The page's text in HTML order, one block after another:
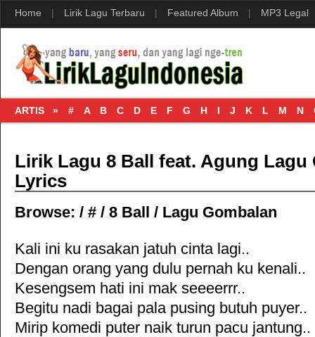
Home | Lirik Lagu Terbaru | Featured Album | MP3 Legal
ARTIS » # A B C D E F G H I J K L M N
Lirik Lagu 8 Ball feat. Agung Lagu
Lyrics
Browse: / # / 8 Ball / Lagu Gombalan
Kali ini ku rasakan jatuh cinta lagi..
Dengan orang yang dulu pernah ku kenali..
Kesengsem hati ini mak seeeerrr..
Begitu nadi bagai pala pusing butuh puyer..
Mirip komedi puter naik turun pacu jantung..